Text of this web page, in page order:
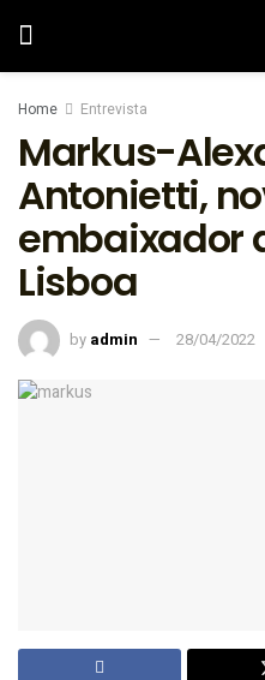
Home Entrevista
Markus-
Antonietti,
embaixador
Lisboa
by admin 28/04/2022